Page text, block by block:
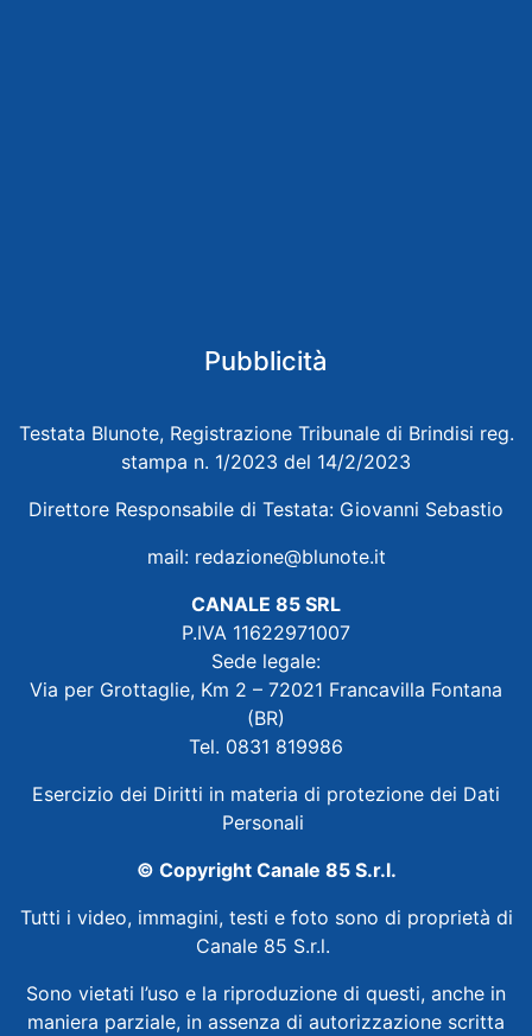
Pubblicità
Testata Blunote, Registrazione Tribunale di Brindisi reg.
stampa n. 1/2023 del 14/2/2023
Direttore Responsabile di Testata: Giovanni Sebastio
mail: redazione@blunote.it
CANALE 85 SRL
P.IVA 11622971007
Sede legale:
Via per Grottaglie, Km 2 – 72021 Francavilla Fontana
(BR)
Tel. 0831 819986
Esercizio dei Diritti in materia di protezione dei Dati
Personali
© Copyright Canale 85 S.r.l.
Tutti i video, immagini, testi e foto sono di proprietà di
Canale 85 S.r.l.
Sono vietati l’uso e la riproduzione di questi, anche in
maniera parziale, in assenza di autorizzazione scritta